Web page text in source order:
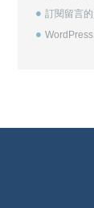
訂閱留言